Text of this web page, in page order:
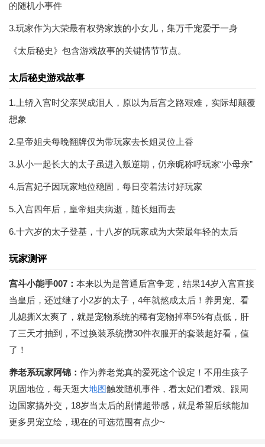
的随机小事件
3.玩家作为大荣最有权势家族的小女儿，集万千宠爱于一身
《太后秘史》包含游戏故事的关键情节节点。
太后秘史游戏故事
1.上轿入宫时父亲哭成泪人，原以为后宫之路艰难，实际却颠覆
想象
2.皇帝姐夫每晚翻牌仅为带玩家去长姐灵位上香
3.从小一起长大的太子虽进入叛逆期，仍亲昵称呼玩家“小母亲”
4.后宫妃子因玩家地位稳固，每日变着法讨好玩家
5.入宫四年后，皇帝姐夫病逝，随长姐而去
6.十六岁的太子登基，十八岁的玩家成为大荣最年轻的太后
玩家测评
宫斗小能手007： 本来以为是普通后宫争宠，结果14岁入宫直接
当皇后，还过继了小2岁的太子，4年就熬成太后！养男宠、看
儿媳撕X太爽了，就是宠物系统的稀有宠物掉率5%有点低，肝
了三天才抽到，不过换装系统攒30件衣服开的套装超好看，值
了！
养老系玩家阿锦： 作为养老党真的爱死这个设定！不用生孩子
巩固地位，每天逛大地图触发随机事件，看太妃们看戏、跟周
边国家搞外交，18岁当太后的剧情超带感，就是希望后续能加
更多男宠立绘，现在的可选范围有点少~